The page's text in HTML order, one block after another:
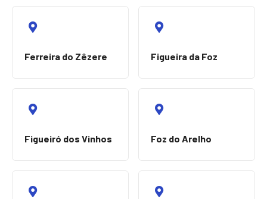
Ferreira do Zêzere Figueira da Foz
Figueiró dos Vinhos Foz do Arelho